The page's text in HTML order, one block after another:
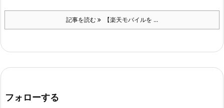
記事を読む 【楽天モバイルを ...
フォローする